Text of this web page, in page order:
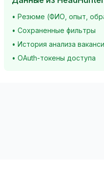
• Резюме (ФИО, опыт,
• Сохраненные фильтры
• История анализа
• OAuth-токены доступа